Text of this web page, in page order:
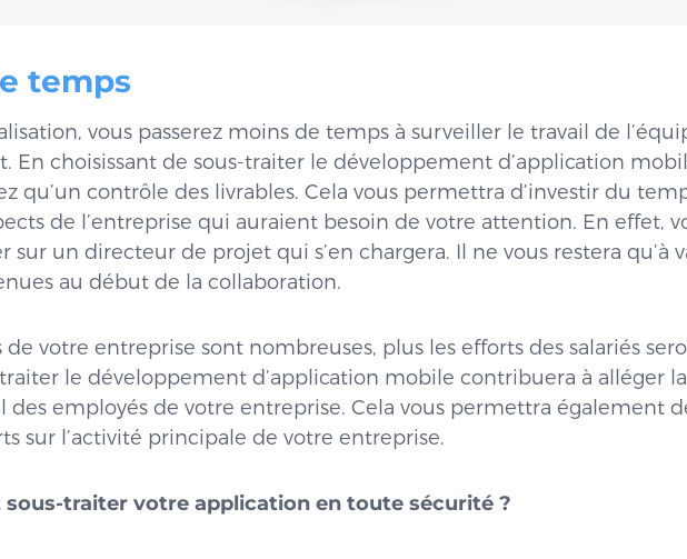
temps
vous passerez moins de temps à surveiller le travail de
En choisissant de sous-traiter le développement d’application
qu’un contrôle des livrables. Cela vous permettra d’investir du
de l’entreprise qui auraient besoin de votre attention. En effet,
sur un directeur de projet qui s’en chargera. Il ne vous restera qu’à
au début de la collaboration.
de votre entreprise sont nombreuses, plus les efforts des salariés
traiter le développement d’application mobile contribuera à alléger la
des employés de votre entreprise. Cela vous permettra également
sur l’activité principale de votre entreprise.
sous-traiter votre application en toute sécurité ?